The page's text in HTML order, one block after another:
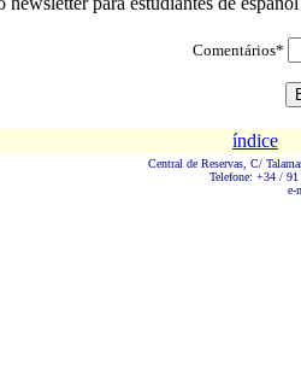
Comentários*
índice
Central de Reservas, C/
Telefone: +34 /
e-